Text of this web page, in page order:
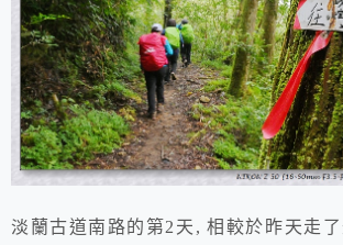
淡蘭古道南路的第2天, 相較於昨天走